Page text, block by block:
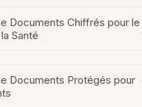
Documents Chiffrés pour le
Santé
Documents Protégés pour